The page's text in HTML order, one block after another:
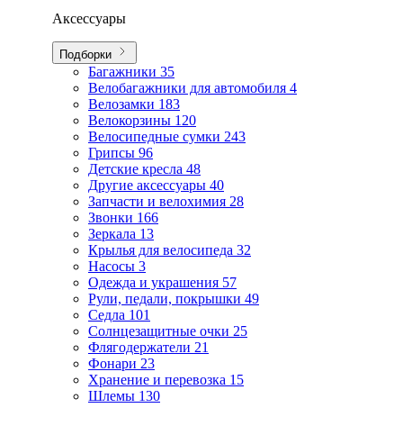
Аксессуары
Подборки
Багажники 35
Велобагажники для автомобиля 4
Велозамки 183
Велокорзины 120
Велосипедные сумки 243
Грипсы 96
Детские кресла 48
Другие аксессуары 40
Запчасти и велохимия 28
Звонки 166
Зеркала 13
Крылья для велосипеда 32
Насосы 3
Одежда и украшения 57
Рули, педали, покрышки 49
Седла 101
Солнцезащитные очки 25
Флягодержатели 21
Фонари 23
Хранение и перевозка 15
Шлемы 130